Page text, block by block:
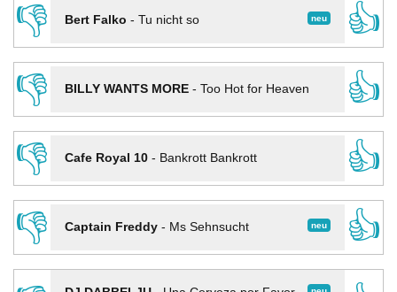
👎
neu
Bert Falko - Tu nicht so
👍
👎
BILLY WANTS MORE- Too Hot for Heaven
👍
👎
Cafe Royal 10- Bankrott Bankrott
👍
👎
neu
Captain Freddy- Ms Sehnsucht
👍